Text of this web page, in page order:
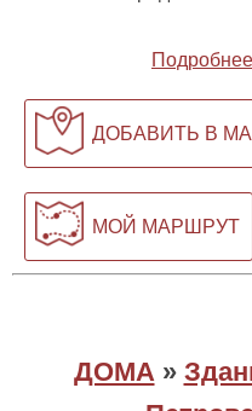
Подробнее
ДОБАВИТЬ В
МОЙ МАРШРУТ
ДОМА »